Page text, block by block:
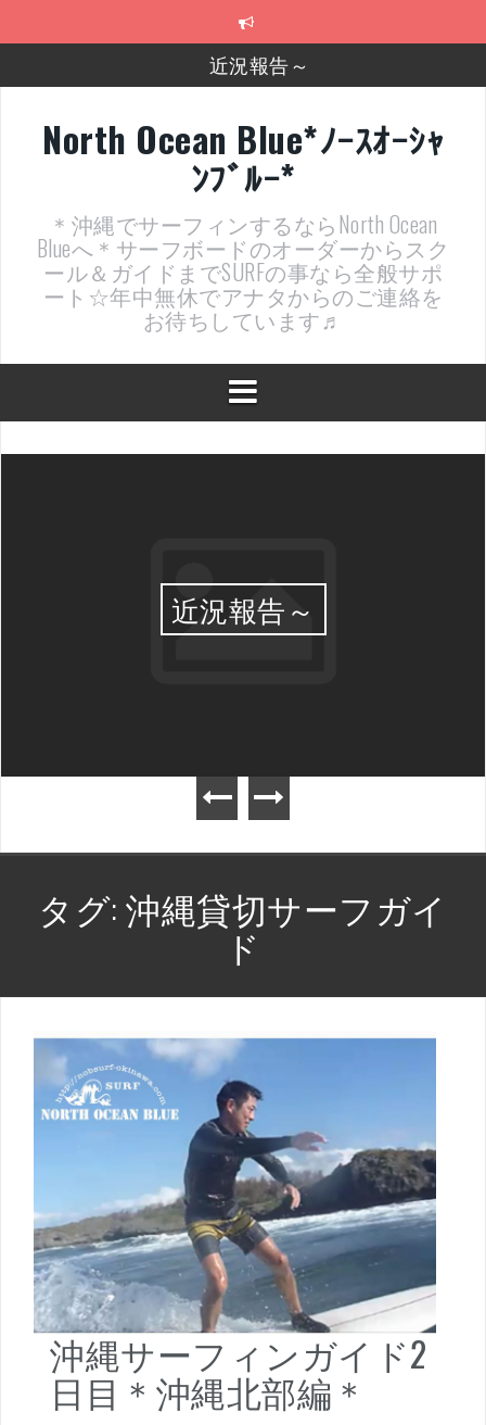
近況報告～
2025年もあざ～した！
近況報告ww
ヤッチマッターーーー！！！
支部長就任報告と支部予選・検定開催決定！
North Ocean Blue*ﾉｰｽｵｰｼｬ
ﾝﾌﾞﾙｰ*
＊沖縄でサーフィンするならNorth Ocean
Blueへ＊サーフボードのオーダーからスク
ール＆ガイドまでSURFの事なら全般サポ
ート☆年中無休でアナタからのご連絡を
お待ちしています♬
近況報告～
タグ:沖縄貸切サーフガイ
ド
沖縄サーフィンガイド2
日目＊沖縄北部編＊